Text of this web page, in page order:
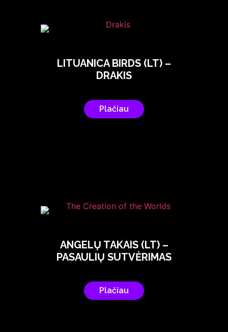
LITUANICA BIRDS (LT) –
DRAKIS
Plačiau
ANGELŲ TAKAIS (LT) –
PASAULIŲ SUTVĖRIMAS
Plačiau